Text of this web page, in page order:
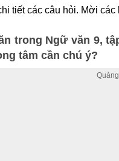
tiết các câu hỏi. Mời các
trong Ngữ văn 9,
tâm cần chú ý?